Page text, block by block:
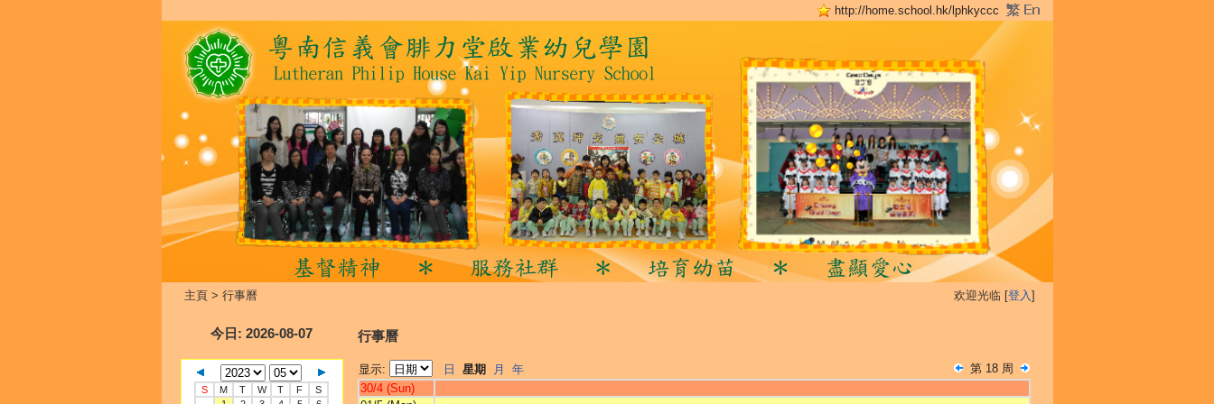
http://home.school.hk/lphkyccc
主頁> 行事曆 欢迎光临 [登入]
今日 : 2026-08-07
S M T W T F
S
行事曆
显示: 日 星期 月 年
第 18 周
30/4 (Sun)